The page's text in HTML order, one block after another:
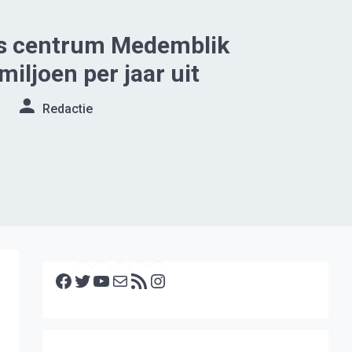
centrum Medemblik
per jaar uit
Redactie
Facebook Twitter YouTube E-mail RSS feed